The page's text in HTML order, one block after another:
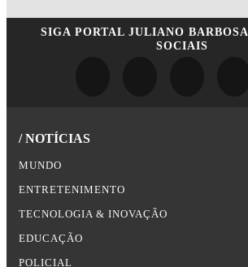
SIGA PORTAL JULIANO BARBOSA
SOCIAIS
/ NOTÍCIAS
MUNDO
ENTRETENIMENTO
TECNOLOGIA & INOVAÇÃO
EDUCAÇÃO
POLICIAL